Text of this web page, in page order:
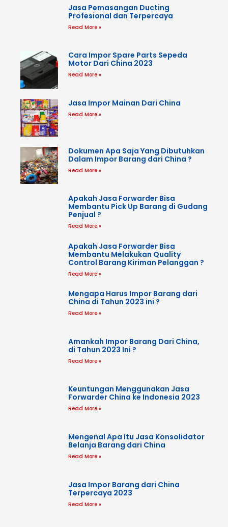
Jasa Pemasangan Ducting
Profesional dan Terpercaya
Read More »
Cara Impor Spare Parts Sepeda
Motor Dari China 2023
Read More »
Jasa Impor Mainan Dari China
Read More »
Dokumen Apa Saja Yang Dibutuhkan
Dalam Impor Barang dari China ?
Read More »
Apakah Jasa Forwarder Bisa
Membantu Pick Up Barang di Gudang
Penjual ?
Read More »
Apakah Jasa Forwarder Bisa
Membantu Melakukan Quality
Control Barang Kiriman Pelanggan ?
Read More »
Mengapa Harus Impor Barang dari
China di Tahun 2023 ini ?
Read More »
Amankah Impor Barang Dari China,
di Tahun 2023 Ini ?
Read More »
Keuntungan Menggunakan Jasa
Forwarder China ke Indonesia 2023
Read More »
Mengenal Apa Itu Jasa Konsolidator
Belanja Barang dari China
Read More »
Jasa Impor Barang dari China
Terpercaya 2023
Read More »